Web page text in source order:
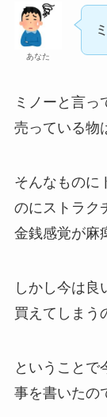
あなた
ミノーと言っ
売っている物
そんなものに
のにストラク
金銭感覚が麻
しかし今は
買えてしまう
ということで
事を書いたの